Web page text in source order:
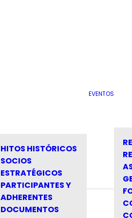
HITOS HISTÓRICOS
SOCIOS
ESTRATÉGICOS
PARTICIPANTES Y
ADHERENTES
DOCUMENTOS
EVENTOS